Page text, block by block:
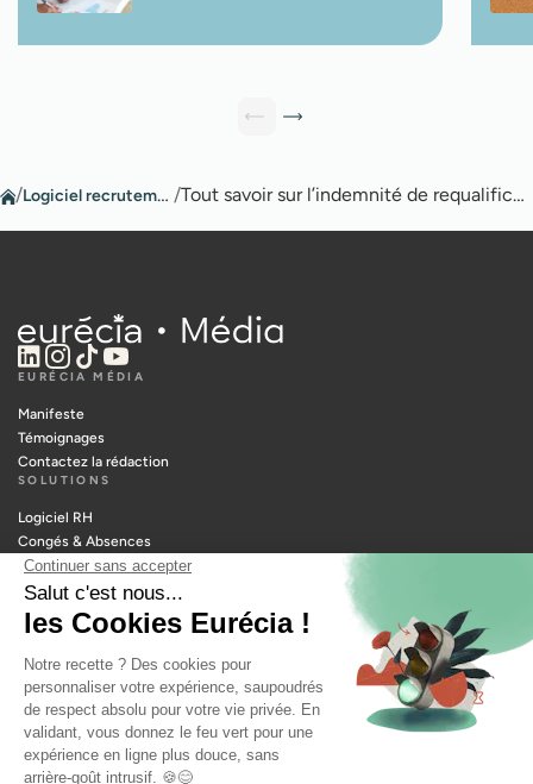
/ Logiciel recrutement / Tout savoir sur l’indemnité de requalification
EURÉCIA MÉDIA
Manifeste
Témoignages
Contactez la rédaction
SOLUTIONS
Logiciel RH
Congés & Absences
Notes de frais
Portail RH
Temps & Activités
Paie
Recrutement
RESSOURCES
Outils manager
Glossaire RH
Métiers RH